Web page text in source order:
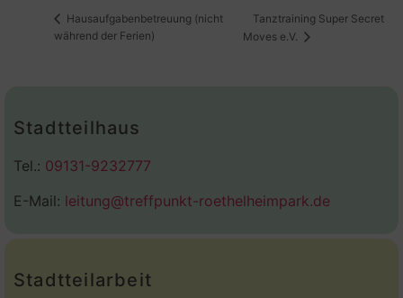
Hausaufgabenbetreuung (nicht
während der Ferien)
Tanztraining Super Secret
Moves e.V.
Stadtteilhaus
Tel.: 09131-9232777
E-Mail: leitung@treffpunkt-roethelheimpark.de
Stadtteilarbeit